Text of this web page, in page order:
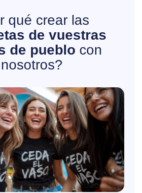
qué crear las
de vuestras
de pueblo con
nosotros?